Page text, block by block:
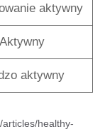
aktywny
Aktywny
aktywny
articles/healthy-